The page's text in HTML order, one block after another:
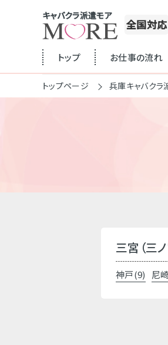
キャバクラ派遣モア
全国対応
トップ お仕事の流れ
トップページ 兵庫キャバクラ
三宮（三
神戸(9) 尼